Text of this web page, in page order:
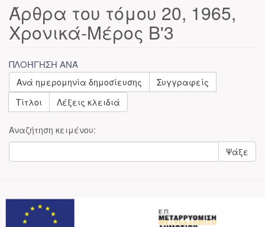
Άρθρα του τόμου 20, 1965,
Χρονικά-Μέρος Β'3
ΠΛΟΉΓΗΣΗ ΑΝΆ
Ανά ημερομηνία δημοσίευσης
Συγγραφείς
Τίτλοι
Λέξεις κλειδιά
Αναζήτηση κειμένου:
Ψάξε